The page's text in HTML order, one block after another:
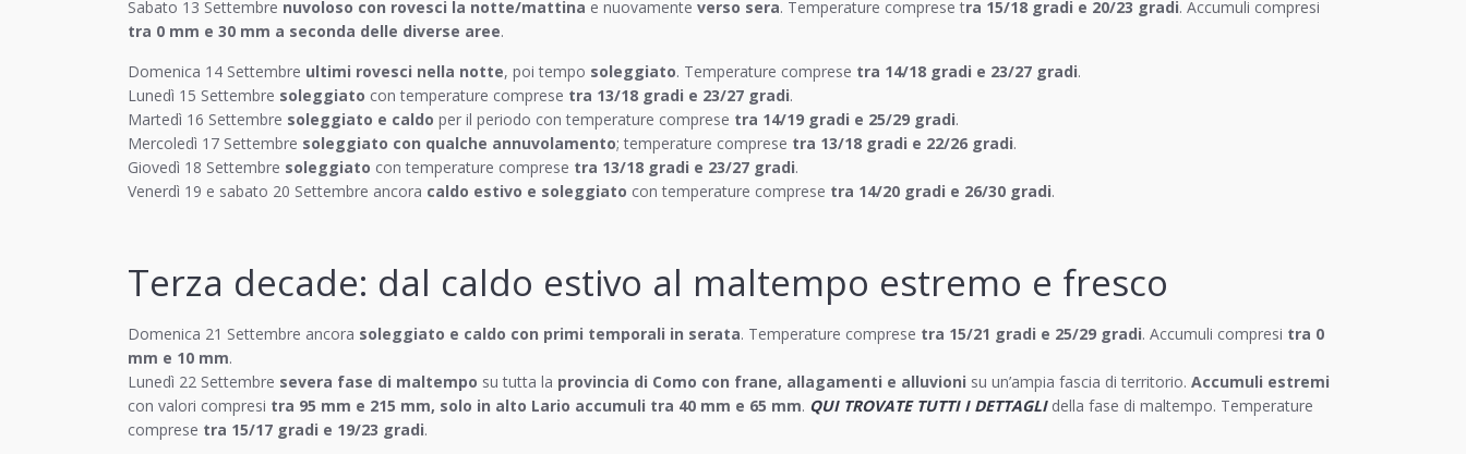
Sabato 13 Settembre nuvoloso con rovesci la notte/mattina e nuovamente verso sera. Temperature comprese tra 15/18 gradi e 20/23 gradi. Accumuli compresi
tra 0 mm e 30 mm a seconda delle diverse aree.
Domenica 14 Settembre ultimi rovesci nella notte, poi tempo soleggiato. Temperature comprese tra 14/18 gradi e 23/27 gradi.
Lunedì 15 Settembre soleggiato con temperature comprese tra 13/18 gradi e 23/27 gradi.
Martedì 16 Settembre soleggiato e caldo per il periodo con temperature comprese tra 14/19 gradi e 25/29 gradi.
Mercoledì 17 Settembre soleggiato con qualche annuvolamento; temperature comprese tra 13/18 gradi e 22/26 gradi.
Giovedì 18 Settembre soleggiato con temperature comprese tra 13/18 gradi e 23/27 gradi.
Venerdì 19 e sabato 20 Settembre ancora caldo estivo e soleggiato con temperature comprese tra 14/20 gradi e 26/30 gradi.
Terza decade: dal caldo estivo al maltempo estremo e fresco
Domenica 21 Settembre ancora soleggiato e caldo con primi temporali in serata. Temperature comprese tra 15/21 gradi e 25/29 gradi. Accumuli compresi tra 0
mm e 10 mm.
Lunedì 22 Settembre severa fase di maltempo su tutta la provincia di Como con frane, allagamenti e alluvioni su un’ampia fascia di territorio. Accumuli estremi
con valori compresi tra 95 mm e 215 mm, solo in alto Lario accumuli tra 40 mm e 65 mm. QUI TROVATE TUTTI I DETTAGLI della fase di maltempo. Temperature
comprese tra 15/17 gradi e 19/23 gradi.